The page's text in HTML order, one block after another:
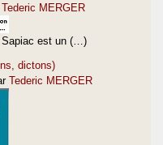
Tederic MERGER
Sapiac est un (…)
dictons)
Tederic MERGER